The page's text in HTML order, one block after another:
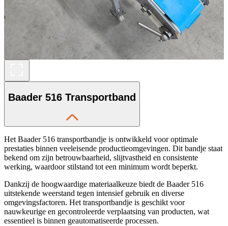
Baader 516 Transportband
Het Baader 516 transportbandje is ontwikkeld voor optimale
prestaties binnen veeleisende productieomgevingen. Dit bandje staat
bekend om zijn betrouwbaarheid, slijtvastheid en consistente
werking, waardoor stilstand tot een minimum wordt beperkt.
Dankzij de hoogwaardige materiaalkeuze biedt de Baader 516
uitstekende weerstand tegen intensief gebruik en diverse
omgevingsfactoren. Het transportbandje is geschikt voor
nauwkeurige en gecontroleerde verplaatsing van producten, wat
essentieel is binnen geautomatiseerde processen.